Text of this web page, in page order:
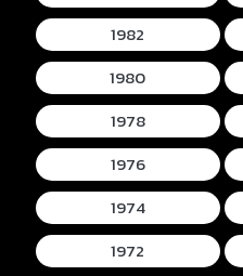
1982
1980
1978
1976
1974
1972